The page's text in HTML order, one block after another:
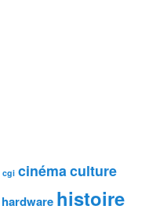
cgi cinémaculture
hardware histoire